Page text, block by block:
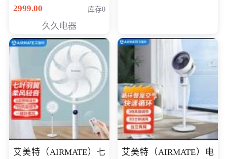
屋空气循环负离子旗舰
2999.00 库存0
久久电器
艾美特（AIRMATE）七
艾美特（AIRMATE）电